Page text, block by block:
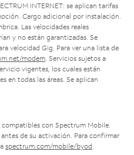
INTERNET: se aplican tarifas
Cargo adicional por instalación.
Las velocidades reales
y no están garantizadas. Se
velocidad Gig. Para ver una lista de
modem . Servicios sujetos a
vigentes, los cuales están
en todas las áreas. Se aplican
con Spectrum Mobile.
de su activación. Para confirmar
spectrum.com/mobile/byod